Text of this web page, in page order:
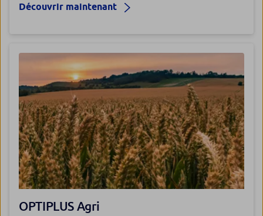
Découvrir maintenant
OPTIPLUS Agri